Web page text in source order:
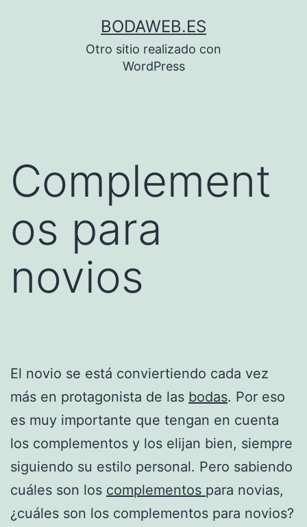
BODAWEB.ES
Otro sitio realizado con
WordPress
Complement
os para
novios
El novio se está conviertiendo cada vez
más en protagonista de las bodas. Por eso
es muy importante que tengan en cuenta
los complementos y los elijan bien, siempre
siguiendo su estilo personal. Pero sabiendo
cuáles son los complementos para novias,
¿cuáles son los complementos para novios?